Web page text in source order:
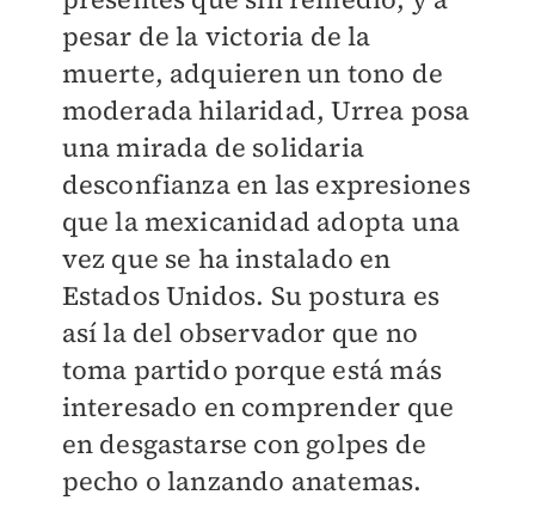
pesar de la victoria de la
muerte, adquieren un tono de
moderada hilaridad, Urrea posa
una mirada de solidaria
desconfianza en las expresiones
que la mexicanidad adopta una
vez que se ha instalado en
Estados Unidos. Su postura es
así la del observador que no
toma partido porque está más
interesado en comprender que
en desgastarse con golpes de
pecho o lanzando anatemas.